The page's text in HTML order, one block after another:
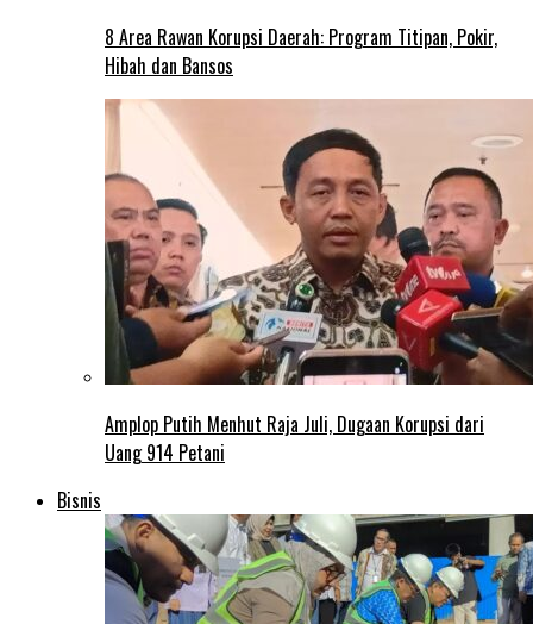
8 Area Rawan Korupsi Daerah: Program Titipan, Pokir,
Hibah dan Bansos
Amplop Putih Menhut Raja Juli, Dugaan Korupsi dari
Uang 914 Petani
Bisnis